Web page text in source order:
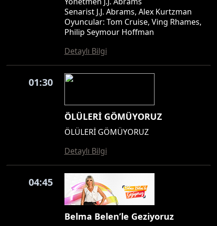
Senarist J.J. Abrams, Alex Kurtzman
Oyuncular: Tom Cruise, Ving Rhames,
Philip Seymour Hoffman
Detaylı Bilgi
01:30
ÖLÜLERİ GÖMÜYORUZ
ÖLÜLERİ GÖMÜYORUZ
Detaylı Bilgi
04:45
Belma Belen’le Geziyoruz